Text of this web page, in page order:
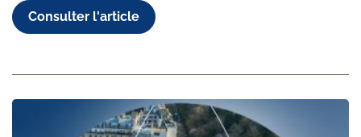
Consulter l'article